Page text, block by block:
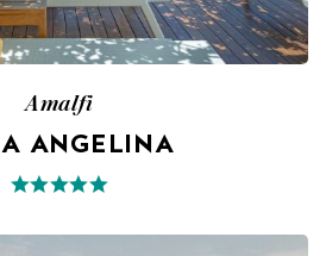
Amalfi
ANGELINA